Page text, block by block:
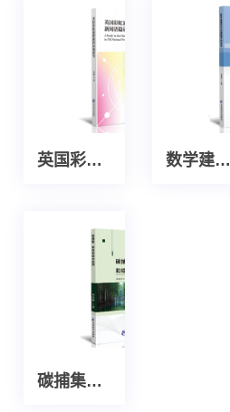
英国彩虹族群新闻语篇研究 数学建模在实际课题中的应用
碳捕集、封存和综合应用